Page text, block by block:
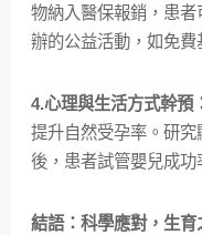
物納入醫保報銷，患
辦的公益活動，如免費
4.心理與生活方式幹預
提升自然受孕率。研
後，患者試管嬰兒成功
結語：科學應對，生育